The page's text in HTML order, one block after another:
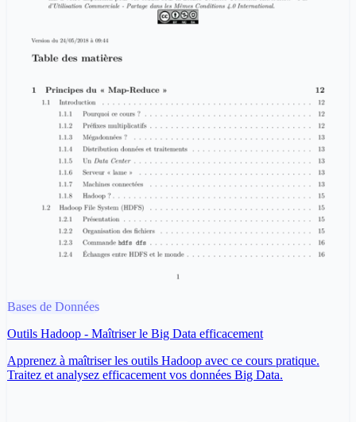
Bases de Données
Outils Hadoop - Maîtriser le Big Data efficacement
Apprenez à maîtriser les outils Hadoop avec ce cours pratique.
Traitez et analysez efficacement vos données Big Data.